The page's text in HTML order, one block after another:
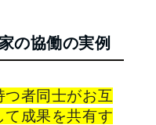
の協働の実例
つ者同士がお互
て成果を共有す